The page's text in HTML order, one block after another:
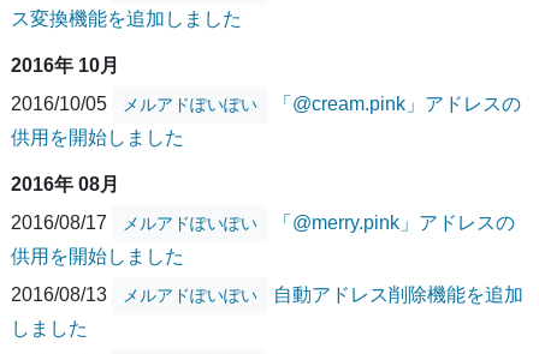
ス変換機能を追加しました
2016年 10月
2016/10/05
メルアドぽいぽい
「@cream.pink」アドレスの
供用を開始しました
2016年 08月
2016/08/17
メルアドぽいぽい
「@merry.pink」アドレスの
供用を開始しました
2016/08/13
メルアドぽいぽい
自動アドレス削除機能を追加
しました